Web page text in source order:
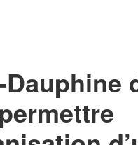
Dauphine
permettre